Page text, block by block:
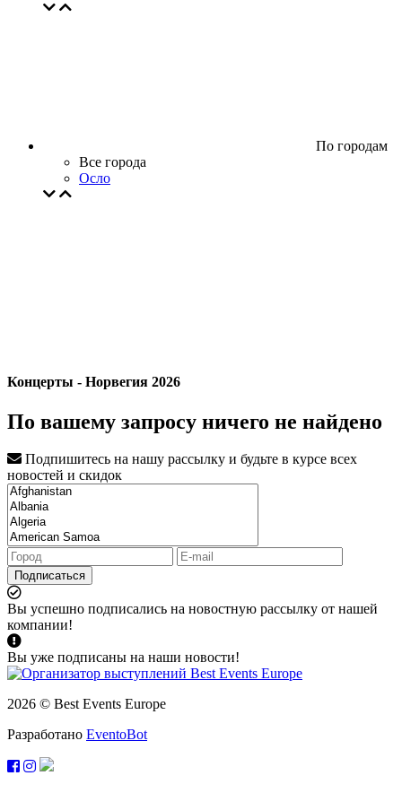
По городам
Все города
Осло
Концерты - Норвегия 2026
По вашему запросу ничего не найдено
Подпишитесь на нашу рассылку и будьте в курсе всех
новостей и скидок
Подписаться
Вы успешно подписались на новостную рассылку от нашей
компании!
Вы уже подписаны на наши новости!
2026 © Best Events Europe
Разработано EventoBot